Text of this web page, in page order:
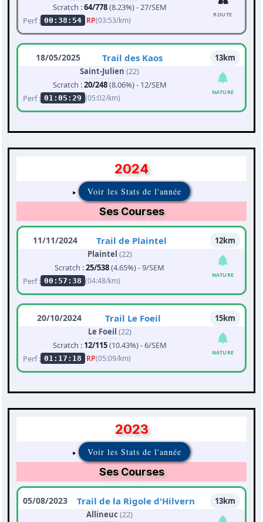
Scratch :64/778(8.23%) - 27/SEM
Perf : 00:38:54 RP(03:53/km)
ROUTE
18/05/2025 Trail des Kaos
13km
Saint-Julien (22)
Scratch :20/248(8.06%) - 12/SEM
Perf : 01:05:29 (05:02/km)
NATURE
2024
Voir les Stats de l'année
Ses Courses
11/11/2024 Trail de Plaintel
12km
Plaintel (22)
Scratch :25/538(4.65%) - 9/SEM
Perf : 00:57:38 (04:48/km)
NATURE
20/10/2024 Trail Le Foeil
15km
Le Foeil (22)
Scratch : 12/115(10.43%) - 6/SEM
Perf : 01:17:18 RP(05:09/km)
NATURE
2023
Voir les Stats de l'année
Ses Courses
05/08/2023 Trail de la Rigole d'Hilvern
13km
Allineuc (22)